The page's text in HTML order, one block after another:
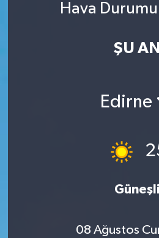
Hava
ŞU AN
Edirne
Güneşli
08 Ağustos
Son Dakika Haberleri